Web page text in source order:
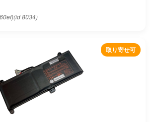
8034)
取り寄せ可